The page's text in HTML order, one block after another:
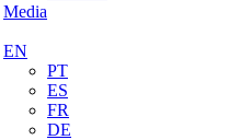
Media
EN
PT
ES
FR
DE